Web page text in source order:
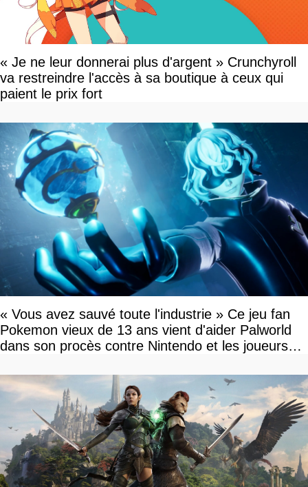
« Je ne leur donnerai plus d'argent » Crunchyroll
va restreindre l'accès à sa boutique à ceux qui
paient le prix fort
« Vous avez sauvé toute l'industrie » Ce jeu fan
Pokemon vieux de 13 ans vient d'aider Palworld
dans son procès contre Nintendo et les joueurs